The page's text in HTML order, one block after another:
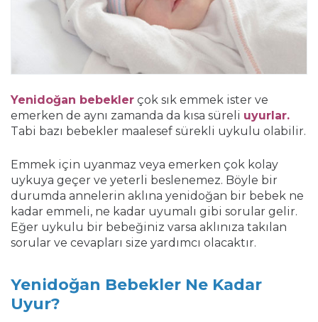
Yenidoğan bebekler çok sık emmek ister ve
emerken de aynı zamanda da kısa süreli uyurlar.
Tabi bazı bebekler maalesef sürekli uykulu olabilir.
Emmek için uyanmaz veya emerken çok kolay
uykuya geçer ve yeterli beslenemez. Böyle bir
durumda annelerin aklına yenidoğan bir bebek ne
kadar emmeli, ne kadar uyumalı gibi sorular gelir.
Eğer uykulu bir bebeğiniz varsa aklınıza takılan
sorular ve cevapları size yardımcı olacaktır.
Yenidoğan Bebekler Ne Kadar
Uyur?